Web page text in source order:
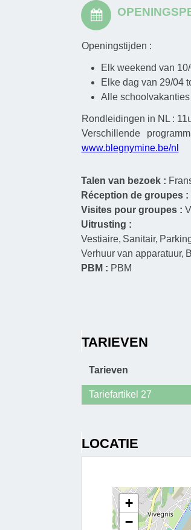
Openingstijden :
Elk weekend van
Elke dag van 29/04
Alle schoolvakanties
Rondleidingen in NL :
Verschillende
www.blegnymine.be/nl
Talen van bezoek :
Réception de groupes :
Visites pour groupes :
Uitrusting :
Vestiaire Sanitair
Verhuur van apparatuur
PBM : PBM
TARIEVEN
Tarieven
Tariefartikel 27
LOCATIE
+
−